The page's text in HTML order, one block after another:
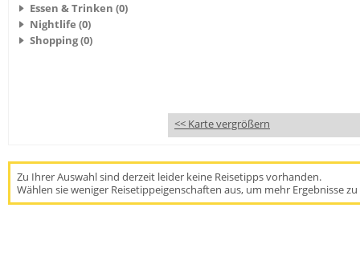
Essen & Trinken (0)
Nightlife (0)
Shopping (0)
<< Karte vergrößern
Zu Ihrer Auswahl sind derzeit leider keine Reisetipps vorhanden.
Wählen sie weniger Reisetippeigenschaften aus, um mehr Ergebnisse